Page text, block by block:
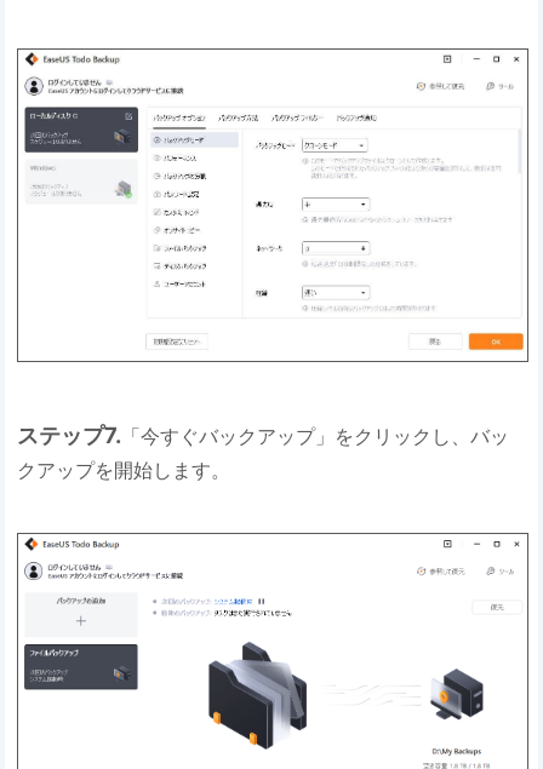
ステップ7. 「今すぐバックアップ」をクリックし、バッ
クアップを開始します。